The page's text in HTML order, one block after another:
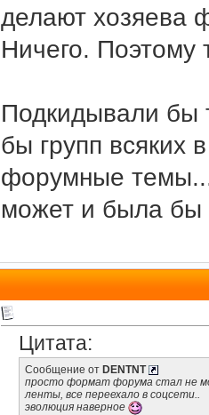
делают хозяева
Ничего. Поэтому
Подкидывали бы
бы групп всяких
форумные
может и была бы
Цитата:
Сообщение от DENTNT
просто формат форума стал не
ленты, все переехало в соцсети..
эволюция наверное